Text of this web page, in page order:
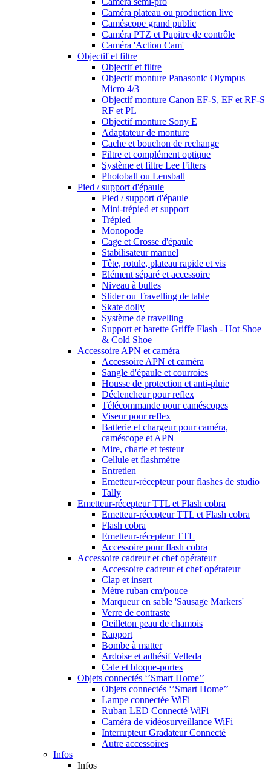
Caméra plateau ou production live
Caméscope grand public
Caméra PTZ et Pupitre de contrôle
Caméra 'Action Cam'
Objectif et filtre
Objectif et filtre
Objectif monture Panasonic Olympus
Micro 4/3
Objectif monture Canon EF-S, EF et RF-S
RF et PL
Objectif monture Sony E
Adaptateur de monture
Cache et bouchon de rechange
Filtre et complément optique
Système et filtre Lee Filters
Photoball ou Lensball
Pied / support d'épaule
Pied / support d'épaule
Mini-trépied et support
Trépied
Monopode
Cage et Crosse d'épaule
Stabilisateur manuel
Tête, rotule, plateau rapide et vis
Elément séparé et accessoire
Niveau à bulles
Slider ou Travelling de table
Skate dolly
Système de travelling
Support et barette Griffe Flash - Hot Shoe
& Cold Shoe
Accessoire APN et caméra
Accessoire APN et caméra
Sangle d'épaule et courroies
Housse de protection et anti-pluie
Déclencheur pour reflex
Télécommande pour caméscopes
Viseur pour reflex
Batterie et chargeur pour caméra,
caméscope et APN
Mire, charte et testeur
Cellule et flashmètre
Entretien
Emetteur-récepteur pour flashes de studio
Tally
Emetteur-récepteur TTL et Flash cobra
Emetteur-récepteur TTL et Flash cobra
Flash cobra
Emetteur-récepteur TTL
Accessoire pour flash cobra
Accessoire cadreur et chef opérateur
Accessoire cadreur et chef opérateur
Clap et insert
Mètre ruban cm/pouce
Marqueur en sable 'Sausage Markers'
Verre de contraste
Oeilleton peau de chamois
Rapport
Bombe à matter
Ardoise et adhésif Velleda
Cale et bloque-portes
Objets connectés ‘’Smart Home’’
Objets connectés ‘’Smart Home’’
Lampe connectée WiFi
Ruban LED Connecté WiFi
Caméra de vidéosurveillance WiFi
Interrupteur Gradateur Connecté
Autre accessoires
Infos
Infos